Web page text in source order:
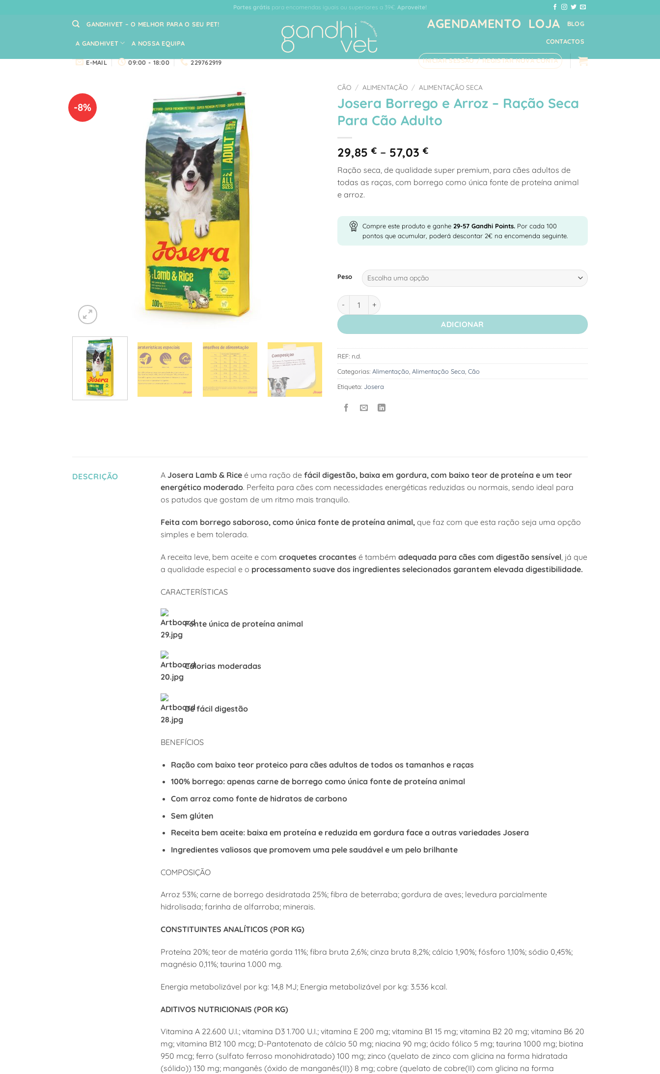
Entregas rápidasaté 48h em dias úteis.
GANDHIVET – O MELHOR PARA O SEU PET!
A GANDHIVET A NOSSA EQUIPA
E-MAIL 09:00 - 18:00 229762919
AGENDAMENTO LOJA BLOG
CONTACTOS
INICIAR SESSÃO / REGISTAR NOVA CONTA
-8%
CÃO / ALIMENTAÇÃO / ALIMENTAÇÃO SECA
Josera Borrego e Arroz – Ração Seca
Para Cão Adulto
29,85 € – 57,03 €Price
29,85 €
through
Ração seca, de qualidade super premium, para cães adultos de
todas as raças, com borrego como única fonte de proteína animal
e arroz.
Compre este produto e ganhe 29-57 Gandhi Points. Por cada 100
pontos que acumular, poderá descontar 2€ na encomenda seguinte.
Peso
Quantidade de Josera Borrego e Arroz - Ração Seca Para Cão Adulto
ADICIONAR
REF: n.d.
Categorias: Alimentação Alimentação Seca Cão
Etiqueta: Josera
DESCRIÇÃO A Josera Lamb & Rice é uma ração de fácil digestão, baixa em gordura, com baixo teor de proteína e um teor
energético moderado. Perfeita para cães com necessidades energéticas reduzidas ou normais, sendo ideal para
os patudos que gostam de um ritmo mais tranquilo.
Feita com borrego saboroso, como única fonte de proteína animal, que faz com que esta ração seja uma opção
simples e bem tolerada.
A receita leve, bem aceite e com croquetes crocantes é também adequada para cães com digestão sensível, já que
a qualidade especial e o processamento suave dos ingredientes selecionados garantem elevada digestibilidade.
CARACTERÍSTICAS
Fonte única de proteína animal
Calorias moderadas
De fácil digestão
BENEFÍCIOS
Ração com baixo teor proteico para cães adultos de todos os tamanhos e raças
100% borrego: apenas carne de borrego como única fonte de proteína animal
Com arroz como fonte de hidratos de carbono
Sem glúten
Receita bem aceite: baixa em proteína e reduzida em gordura face a outras variedades Josera
Ingredientes valiosos que promovem uma pele saudável e um pelo brilhante
COMPOSIÇÃO
Arroz 53%; carne de borrego desidratada 25%; fibra de beterraba; gordura de aves; levedura parcialmente
hidrolisada; farinha de alfarroba; minerais.
CONSTITUINTES ANALÍTICOS (POR KG)
Proteína 20%; teor de matéria gorda 11%; fibra bruta 2,6%; cinza bruta 8,2%; cálcio 1,90%; fósforo 1,10%; sódio 0,45%;
magnésio 0,11%; taurina 1.000 mg.
Energia metabolizável por kg: 14,8 MJ; Energia metabolizável por kg: 3.536 kcal.
ADITIVOS NUTRICIONAIS (POR KG)
Vitamina A 22.600 U.I.; vitamina D3 1.700 U.I.; vitamina E 200 mg; vitamina B1 15 mg; vitamina B2 20 mg; vitamina B6 20
mg; vitamina B12 100 mcg; D-Pantotenato de cálcio 50 mg; niacina 90 mg; ácido fólico 5 mg; taurina 1000 mg; biotina
950 mcg; ferro (sulfato ferroso monohidratado) 100 mg; zinco (quelato de zinco com glicina na forma hidratada
(sólido)) 130 mg; manganês (óxido de manganês(II)) 8 mg; cobre (quelato de cobre(II) com glicina na forma